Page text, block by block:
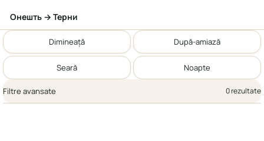
Онешть → Терни
Dimineață După-amiază
Seară Noapte
Filtre avansate 0 rezultate